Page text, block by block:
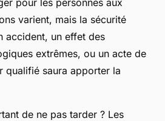
varient, mais la sécurité
accident, un effet des
extrêmes, ou un acte de
qualifié saura apporter la
de ne pas tarder ? Les